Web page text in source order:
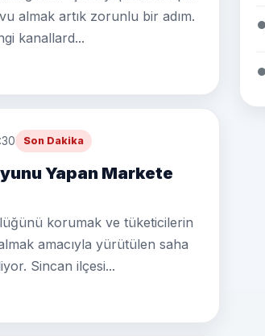
almak artık zorunlu bir adım.
kanallard...
Son Dakika
Yapan Markete
korumak ve tüketicilerin
amacıyla yürütülen saha
Sincan ilçesi...